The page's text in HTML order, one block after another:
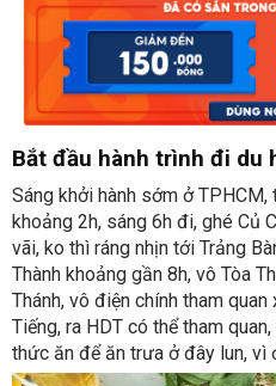
Bắt đầu hành trình đi du
Sáng khởi hành sớm ở
khoảng 2h, sáng 6h đi, ghé Củ
vãi, ko thì ráng nhịn tới Trảng
Thành khoảng gần 8h, vô Tòa
Thánh, vô điện chính tham
Tiếng, ra HDT có thể tham
thức ăn để ăn trưa ở đây lun, vì